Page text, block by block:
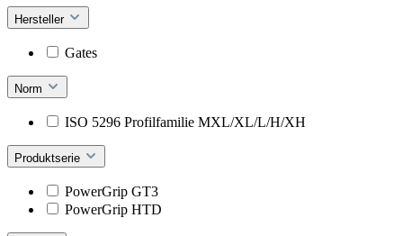
Hersteller
Gates
Norm
ISO 5296 Profilfamilie MXL/XL/L/H/XH
Produktserie
PowerGrip GT3
PowerGrip HTD